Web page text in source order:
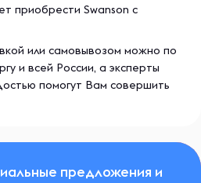
приобрести Swanson с
или самовывозом можно по
и всей России, а эксперты
помогут Вам совершить
предложения и